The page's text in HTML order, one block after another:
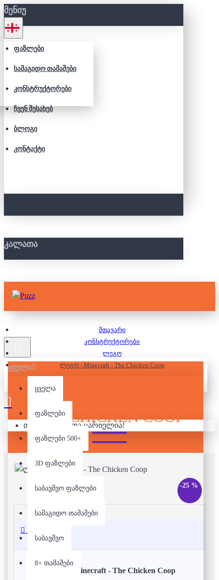
ᲛᲔᲜᲘᲣ
ᲤᲐᲖᲚᲔᲑᲘ
ᲡᲐᲛᲐᲒᲘᲓᲝ ᲗᲐᲛᲐᲨᲔᲑᲘ
ᲙᲝᲜᲡᲢᲠᲣᲥᲢᲝᲠᲔᲑᲘ
ᲩᲕᲔᲜ ᲨᲔᲡᲐᲮᲔᲑ
ᲑᲚᲝᲒᲘ
ᲙᲝᲜᲢᲐᲥᲢᲘ
ᲙᲐᲚᲐᲗᲐ
ყველა
ყველა
ფაზლები
ფაზლები 500+
3D ფაზლები
საბავშვო ფაზლები
სამაგიდო თამაშები
საბავშვო
8+ თამაშები
თქვენი კალათა ცარიელია!
მთავარი
კონსტრუქტორები
ლეგო
ლეგო - Minecraft - The Chicken Coop
ᲚᲔᲒᲝ - MINECRAFT -
THE CHICKEN COOP
-25 %
აღწერა
ლეგო - Minecraft - The Chicken Coop